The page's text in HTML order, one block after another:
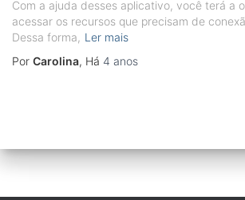
Com a ajuda desses aplicativo, você terá a
acessar os recursos que precisam de
Dessa forma, Ler mais
Por Carolina, Há 4 anos